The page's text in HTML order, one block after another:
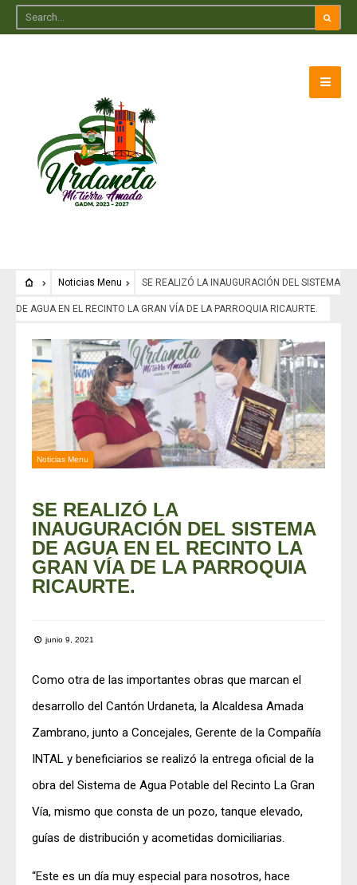
Noticias Menu SE REALIZÓ LA INAUGURACIÓN DEL SISTEMA
DE AGUA EN EL RECINTO LA GRAN VÍA DE LA PARROQUIA RICAURTE.
Noticias Menu
SE REALIZÓ LA
INAUGURACIÓN DEL SISTEMA
DE AGUA EN EL RECINTO LA
GRAN VÍA DE LA PARROQUIA
RICAURTE.
junio 9, 2021
Como otra de las importantes obras que marcan el
desarrollo del Cantón Urdaneta, la Alcaldesa Amada
Zambrano, junto a Concejales, Gerente de la Compañía
INTAL y beneficiarios se realizó la entrega oficial de la
obra del Sistema de Agua Potable del Recinto La Gran
Vía, mismo que consta de un pozo, tanque elevado,
guías de distribución y acometidas domiciliarias.
“Este es un día muy especial para nosotros, hace